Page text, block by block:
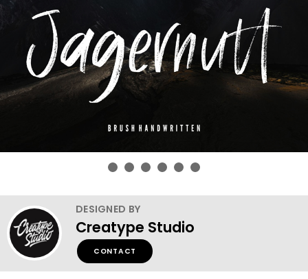
DESIGNED BY
Creatype Studio
CONTACT